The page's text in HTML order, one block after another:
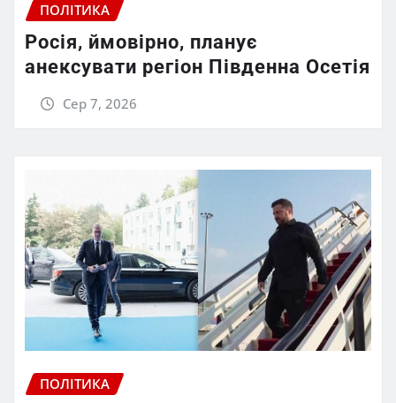
ПОЛІТИКА
Росія, ймовірно, планує
анексувати регіон Південна Осетія
Сер 7, 2026
ПОЛІТИКА